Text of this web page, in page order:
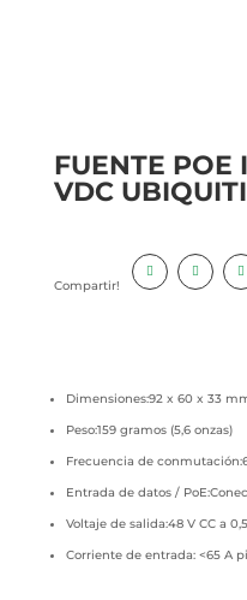
FUENTE POE
VDC
Compartir!
Dimensiones:92 x 60 x 33
Peso:159 gramos (5,6 onzas)
Frecuencia de
Entrada de datos /
Voltaje de salida:48 V CC a
Corriente de entrada: <65 A